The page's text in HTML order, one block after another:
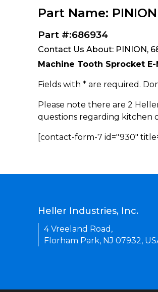
Part Name: PINION
Part #:686934
Contact Us About: PINION,
Machine Tooth Sprocket E-
Fields with * are required.
Please note there are 2
questions regarding kitchen
[contact-form-7 id="930"
Heller Industries, Inc.
4 Vreeland Road,
Florham Park, NJ 07932,